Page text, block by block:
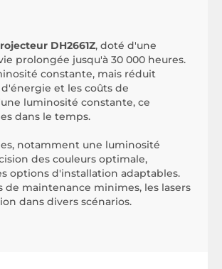
DH2661Z, doté d'une
prolongée jusqu'à 30 000 heures.
constante, mais réduit
et les coûts de
luminosité constante, ce
dans le temps.
notamment une luminosité
des couleurs optimale,
options d'installation adaptables.
maintenance minimes, les lasers
dans divers scénarios.